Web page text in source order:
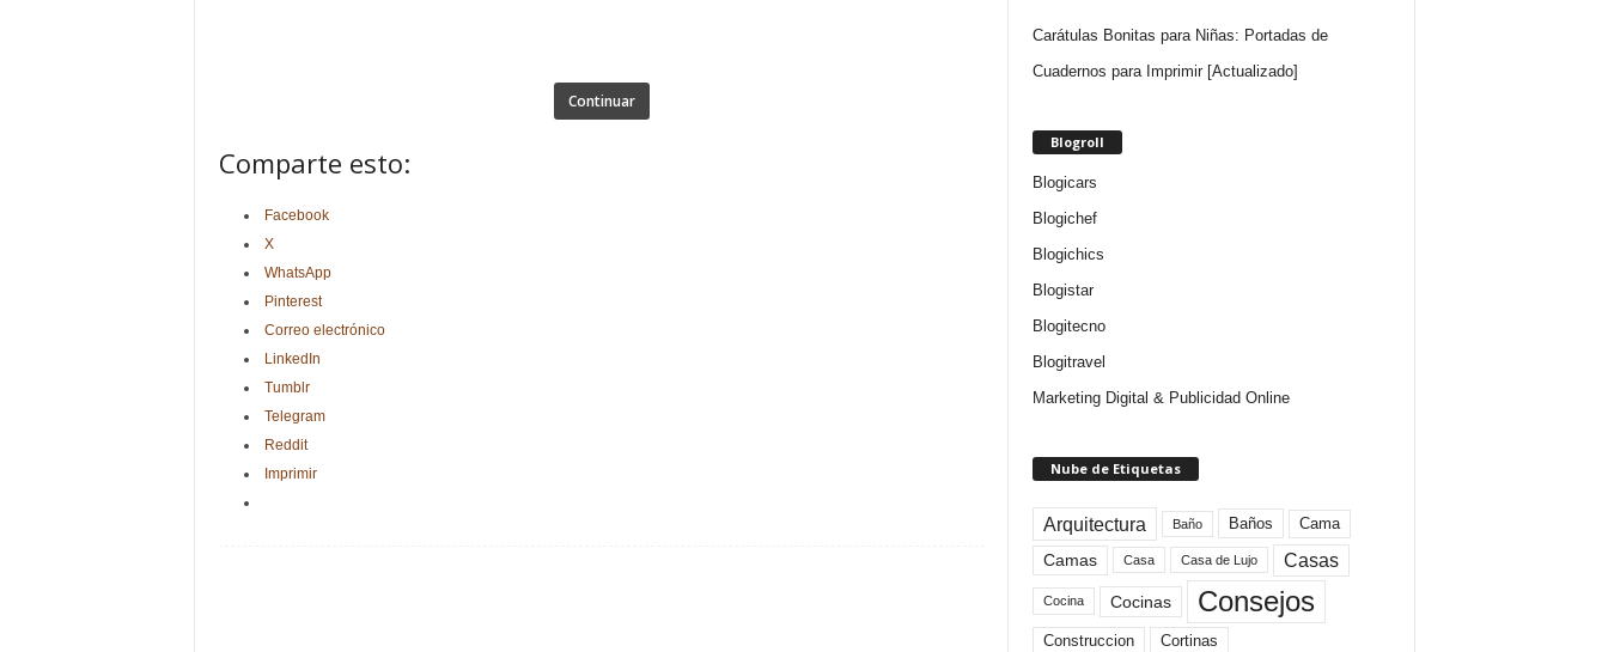
Continuar
Comparte esto:
Facebook
X
WhatsApp
Pinterest
Correo electrónico
LinkedIn
Tumblr
Telegram
Reddit
Imprimir
Carátulas Bonitas para Niñas: Portadas de
Cuadernos para Imprimir [Actualizado]
Blogroll
Blogicars
Blogichef
Blogichics
Blogistar
Blogitecno
Blogitravel
Marketing Digital & Publicidad Online
Nube de Etiquetas
Arquitectura Baño Baños Cama
Camas Casa Casa de Lujo Casas
Cocina Cocinas Consejos
Construccion Cortinas